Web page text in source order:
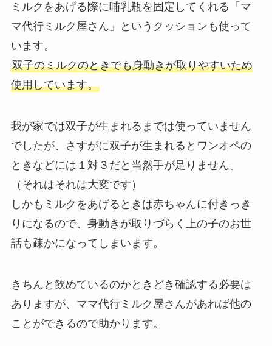
ミルクをあげる際に哺乳瓶を固定してくれる「マ
マ代行ミルク屋さん」というクッションも使って
います。
双子のミルクのときでも身動きが取りやすいため
使用しています。
我が家では双子が生まれるまでは使っていません
でしたが、さすがに双子が生まれるとワンオペの
ときなどには１対３だと当然手が足りません。
（それはそれは大変です）
しかもミルクをあげるときは赤ちゃんに付きっき
りになるので、身動きが取りづらく上の子のお世
話も疎かになってしまいます。
きちんと飲めているのかときどき確認する必要は
ありますが、ママ代行ミルク屋さんがあれば他の
ことができるので助かります。